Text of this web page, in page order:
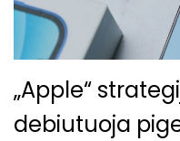
„Apple“
debiutuoja